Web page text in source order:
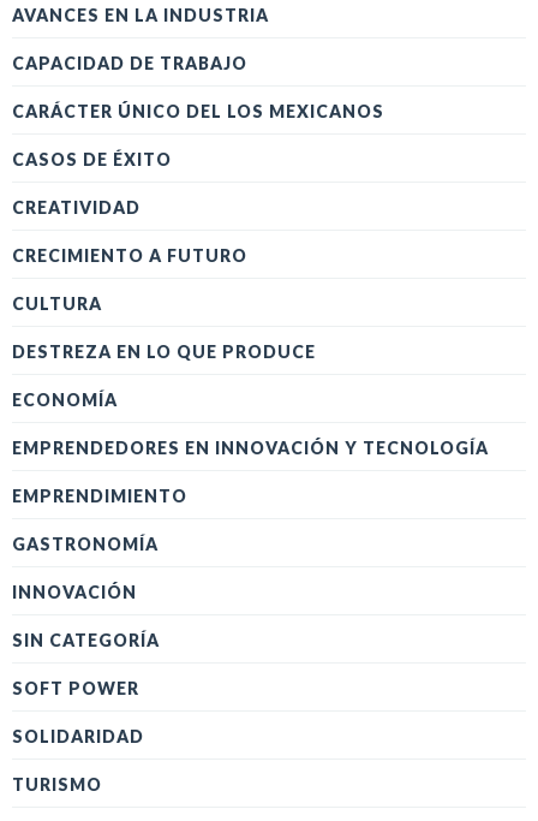
AVANCES EN LA INDUSTRIA
CAPACIDAD DE TRABAJO
CARÁCTER ÚNICO DEL LOS MEXICANOS
CASOS DE ÉXITO
CREATIVIDAD
CRECIMIENTO A FUTURO
CULTURA
DESTREZA EN LO QUE PRODUCE
ECONOMÍA
EMPRENDEDORES EN INNOVACIÓN Y TECNOLOGÍA
EMPRENDIMIENTO
GASTRONOMÍA
INNOVACIÓN
SIN CATEGORÍA
SOFT POWER
SOLIDARIDAD
TURISMO